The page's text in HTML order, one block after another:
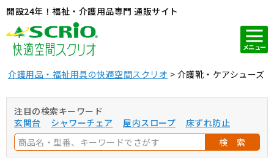
開設24年！福祉・介護用品専門 通販サイト
メニュー
介護用品・福祉用具の快適空間スクリオ 介護靴・ケアシューズ
注目の検索キーワード
玄関台
シャワーチェア 屋内スロープ
床ずれ防止
検 索